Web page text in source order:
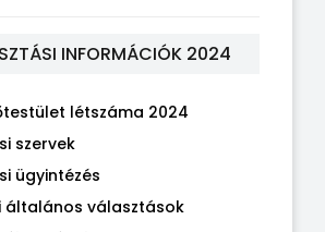
INFORMÁCIÓK 2024
létszáma 2024
szervek
ügyintézés
általános választások